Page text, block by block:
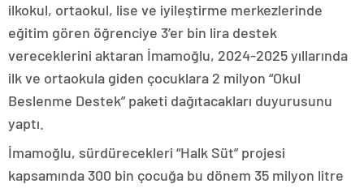
ilkokul, ortaokul, lise ve iyileştirme merkezlerinde
eğitim gören öğrenciye 3’er bin lira destek
vereceklerini aktaran İmamoğlu, 2024-2025 yıllarında
ilk ve ortaokula giden çocuklara 2 milyon “Okul
Beslenme Destek” paketi dağıtacakları duyurusunu
yaptı.
İmamoğlu, sürdürecekleri “Halk Süt” projesi
kapsamında 300 bin çocuğa bu dönem 35 milyon litre